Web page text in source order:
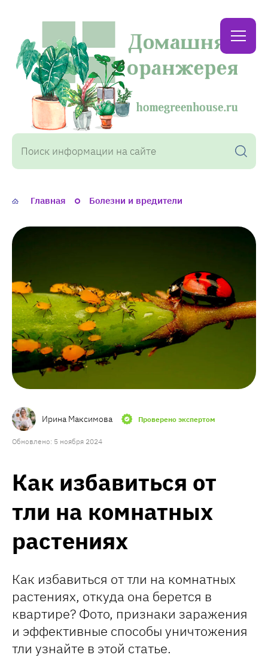
Домашняя
оранжерея
Главная Болезни и вредители
Ирина Максимова Проверено экспертом
Обновлено: 5 ноября 2024
Как избавиться от
тли на комнатных
растениях
Как избавиться от тли на комнатных
растениях, откуда она берется в
квартире? Фото, признаки заражения
и эффективные способы уничтожения
тли узнайте в этой статье.